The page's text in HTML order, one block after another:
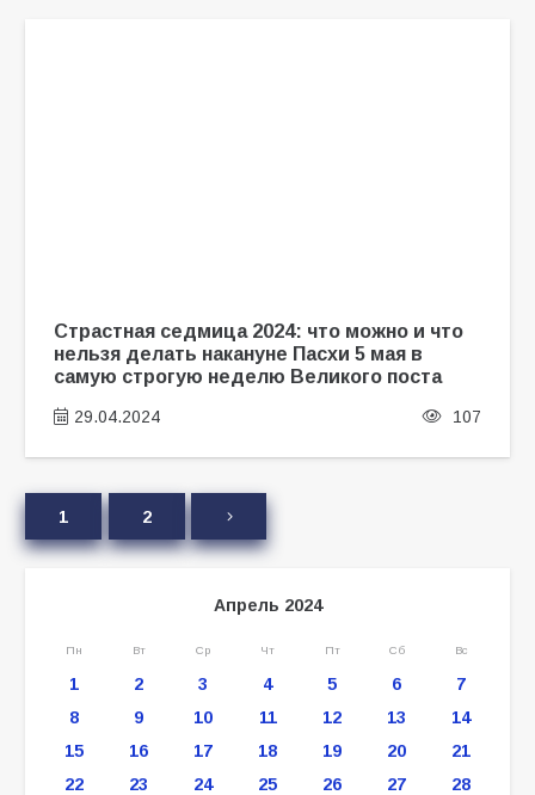
Страстная седмица 2024: что можно и что
нельзя делать накануне Пасхи 5 мая в
самую строгую неделю Великого поста
29.04.2024 107
1 2
Апрель 2024
Пн Вт Ср Чт Пт Сб Вс
1 2 3 4 5 6
7
8
9 10 11 12 13
14
15
16 17 18 19 20
21
22
23 24 25 26 27
28